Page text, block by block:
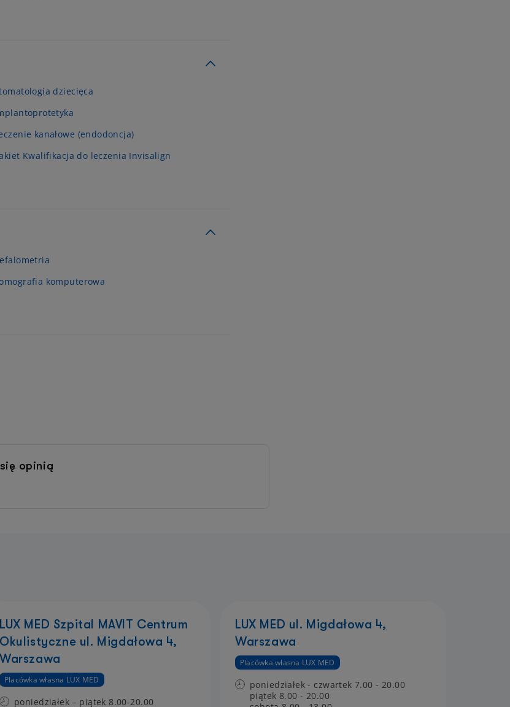
dziecięca
kanałowe (endodoncja)
Kwalifikacja do leczenia Invisalign
komputerowa
opinią
LUX MED Szpital MAVIT Centrum
Okulistyczne ul. Migdałowa 4,
Warszawa
Placówka własna LUX MED
poniedziałek – piątek 8.00-20.00
LUX MED ul. Migdałowa 4,
Warszawa
Placówka własna LUX MED
poniedziałek - czwartek 7.00 - 20.00
piątek 8.00 - 20.00